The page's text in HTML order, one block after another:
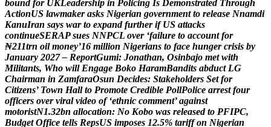
bound for UKLeadership in Policing Is Demonstrated Through
ActionUS lawmaker asks Nigerian government to release Nnamdi
KanuIran says war to expand further if US attacks
continueSERAP sues NNPCL over ‘failure to account for
₦211trn oil money’16 million Nigerians to face hunger crisis by
January 2027 – ReportGumi: Jonathan, Osinbajo met with
Militants, Who will Engage Boko HaramBandits abduct LG
Chairman in ZamfaraOsun Decides: Stakeholders Set for
Citizens’ Town Hall to Promote Credible PollPolice arrest four
officers over viral video of ‘ethnic comment’ against
motoristN1.32bn allocation: No Kobo was released to PFIPC,
Budget Office tells RepsUS imposes 12.5% tariff on Nigerian